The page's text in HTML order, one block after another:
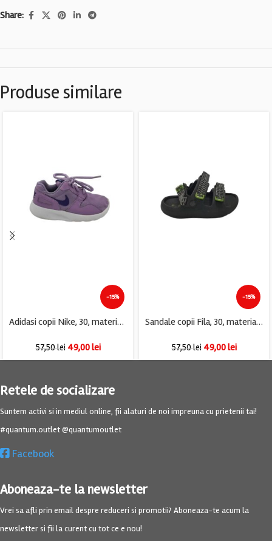
Share:
Produse similare
-15%
Adidasi copii Nike, 30, material textil, mov
57,50lei 49,00lei
-15%
Sandale copii Fila, 30, material textil, alte materiale, negru
57,50lei 49,00lei
Retele de socializare
Suntem activi si in mediul online, fii alaturi de noi impreuna cu prietenii tai!
#quantum.outlet @quantumoutlet
Facebook
Aboneaza-te la newsletter
Vrei sa afli prin email despre reduceri si promotii? Aboneaza-te acum la
newsletter si fii la curent cu tot ce e nou!